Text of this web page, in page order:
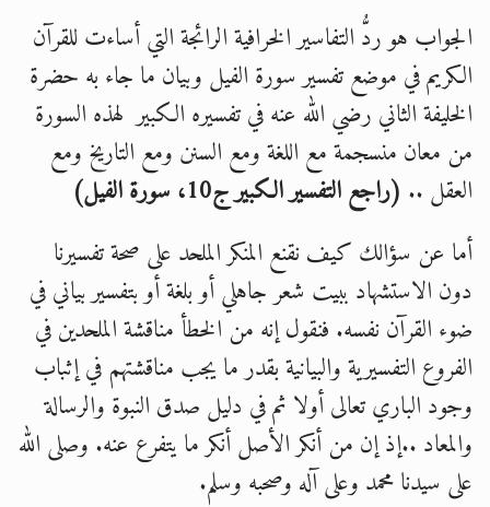
الجواب هو ردُّ التفاسير الخرافية الرائجة التي أساءت للقرآن
الكريم في موضع تفسير سورة الفيل وبيان ما جاء به حضرة
الخليفة الثاني رضي الله عنه في تفسيره الكبير لهذه السورة
من معان منسجمة مع اللغة ومع السنن ومع التاريخ ومع
العقل .. (راجع التفسير الكبير ج10، سورة الفيل)
أما عن سؤالك كيف نقنع المنكر الملحد على صحة تفسيرنا
دون الاستشهاد ببيت شعر جاهلي أو بلغة أو بتفسير بياني في
ضوء القرآن نفسه. فنقول إنه من الخطأ مناقشة الملحدين في
الفروع التفسيرية والبيانية بقدر ما يجب مناقشتهم في إثباب
وجود الباري تعالى أولا ثم في دليل صدق النبوة والرسالة
والمعاد ..إذ إن من أنكر الأصل أنكر ما يتفرع عنه. وصلى الله
على سيدنا محمد وعلى آله وصحبه وسلم.